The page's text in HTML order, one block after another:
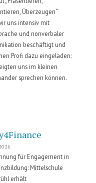
Überzeugen“
uns intensiv mit
und nonverbaler
beschäftigt und
Profi dazu eingeladen:
uns im kleinen
sprechen können.
für Engagement in
Mittelschule
erhält